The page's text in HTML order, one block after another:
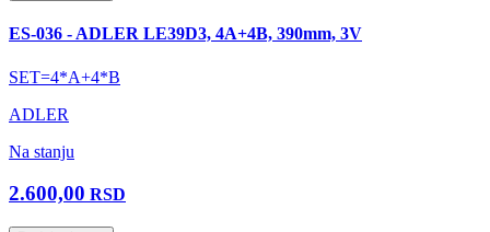
ES-036 - ADLER LE39D3, 4A+4B, 390mm, 3V
SET=4*A+4*B
ADLER
Na stanju
2.600,00 RSD